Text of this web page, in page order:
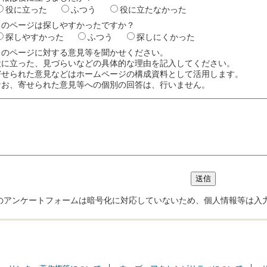
役に立った
ふつう
役に立たなかった
ページは探しやすかったですか？
探しやすかった
ふつう
探しにくかった
ページに対する意見等を聞かせください。
立った、見づらいなどの具体的な理由を記入してください。
られた意見などはホームページの構成資料として活用します。
、寄せられた意見等への個別の回答は、行いません。
アンケートフォームは暗号化に対応していないため、個人情報等は入